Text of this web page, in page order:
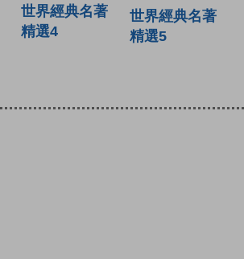
世界經典名著
精選4
世界經典名著
精選5